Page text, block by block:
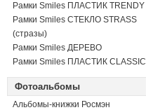
Рамки Smiles ПЛАСТИК TRENDY
Рамки Smiles СТЕКЛО STRASS
(стразы)
Рамки Smiles ДЕРЕВО
Рамки Smiles ПЛАСТИК CLASSIC
Фотоальбомы
Альбомы-книжки Росмэн